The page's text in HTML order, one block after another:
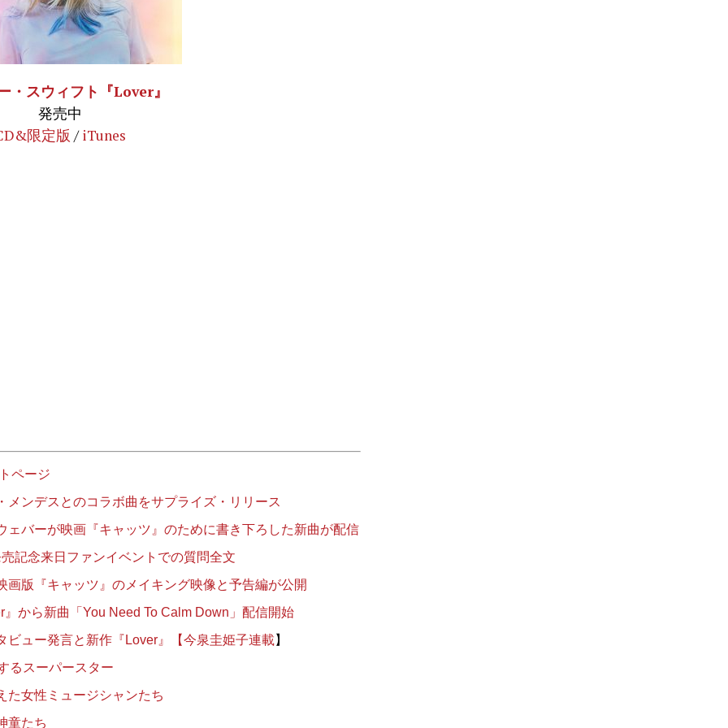
・スウィフト『Lover』
発売中
限定版 /iTunes
ページ
メンデスとのコラボ曲をサプライズ・リリース
ェバーが映画『キャッツ』のために書き下ろした新曲が配信
記念来日ファンイベントでの質問全文
画版『キャッツ』のメイキング映像と予告編が公開
から新曲「You Need To Calm Down」配信開始
ビュー発言と新作『Lover』【今泉圭姫子連載】
るスーパースター
た女性ミュージシャンたち
童たち